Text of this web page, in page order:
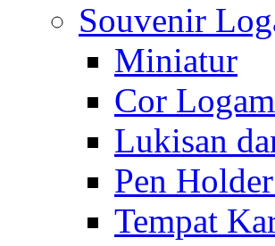
Souvenir
Miniatur
Cor Logam
Lukisan
Pen
Tempat